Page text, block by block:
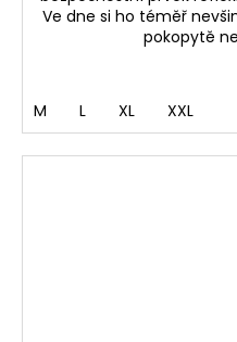
Ve dne si ho téměř
pokopytě
M L XL XXL